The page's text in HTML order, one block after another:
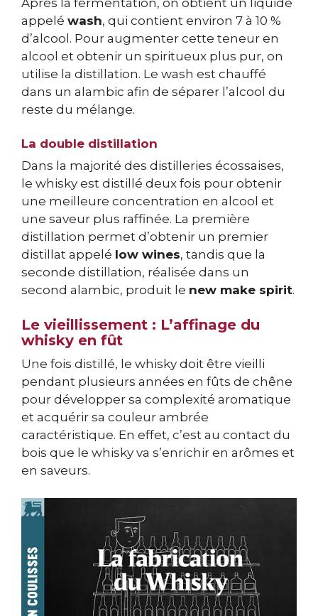
Après la fermentation, on obtient un liquide
appelé wash, qui contient environ 7 à 10 %
d’alcool. Pour augmenter cette teneur en
alcool et obtenir un spiritueux plus pur, on
utilise la distillation. Le wash est chauffé
dans un alambic afin de séparer l’alcool du
reste du mélange.
La double distillation
Dans la majorité des distilleries écossaises,
le whisky est distillé deux fois pour obtenir
une meilleure concentration en alcool et
une saveur plus raffinée. La première
distillation permet d’obtenir un premier
distillat appelé low wines, tandis que la
seconde distillation, réalisée dans un
second alambic, produit le new make spirit.
Le vieillissement : L’affinage du
whisky en fût
Une fois distillé, le whisky doit être vieilli
pendant plusieurs années en fûts de chêne
pour développer sa complexité aromatique
et acquérir sa couleur ambrée
caractéristique. En effet, c’est au contact du
bois que le whisky va s’enrichir en arômes et
en saveurs.